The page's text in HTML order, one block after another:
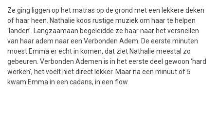
Ze ging liggen op het matras op de grond met een lekkere deken
of haar heen. Nathalie koos rustige muziek om haar te helpen
‘landen’. Langzaamaan begeleidde ze haar naar het versnellen
van haar adem naar een Verbonden Adem. De eerste minuten
moest Emma er echt in komen, dat ziet Nathalie meestal zo
gebeuren. Verbonden Ademen is in het eerste deel gewoon ‘hard
werken’, het voelt niet direct lekker. Maar na een minuut of 5
kwam Emma in een cadans, in een flow.